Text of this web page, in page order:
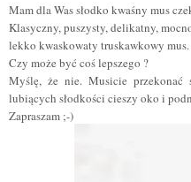
Mam dla Was słodko kwaśny mus
Klasyczny, puszysty, delikatny,
lekko kwaskowaty truskawkowy mus.
Czy może być coś lepszego ?
Myślę, że nie. Musicie przekonać
lubiących słodkości cieszy oko i
Zapraszam ;-)